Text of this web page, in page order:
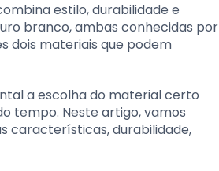
estilo, durabilidade e
branco, ambas conhecidas por
dois materiais que podem
a escolha do material certo
tempo. Neste artigo, vamos
características, durabilidade,